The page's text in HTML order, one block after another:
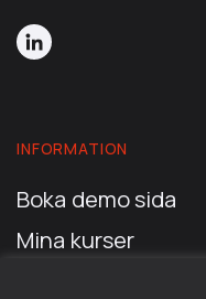
INFORMATION
Boka demo sida
Mina kurser